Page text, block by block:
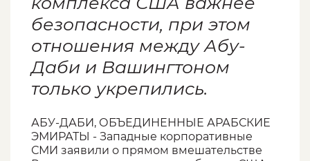
безопасности, при этом
отношения между Абу-
Даби и Вашингтоном
только укрепились.
АБУ-ДАБИ, ОБЪЕДИНЕННЫЕ АРАБСКИЕ
ЭМИРАТЫ - Западные корпоративные
СМИ заявили о прямом вмешательстве